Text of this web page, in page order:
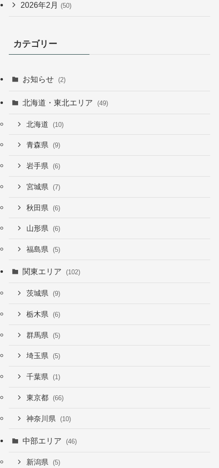
2026年2月 (50)
カテゴリー
お知らせ (2)
北海道・東北エリア (49)
北海道 (10)
青森県 (9)
岩手県 (6)
宮城県 (7)
秋田県 (6)
山形県 (6)
福島県 (5)
関東エリア (102)
茨城県 (9)
栃木県 (6)
群馬県 (5)
埼玉県 (5)
千葉県 (1)
東京都 (66)
神奈川県 (10)
中部エリア (46)
新潟県 (5)